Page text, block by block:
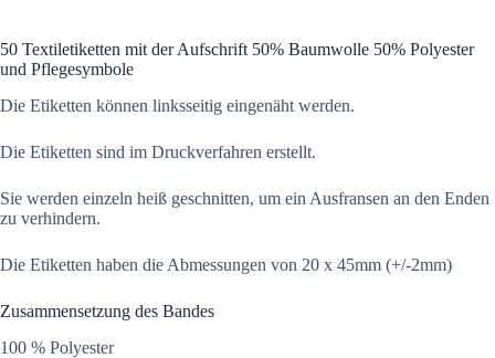
50 Textiletiketten mit der Aufschrift 50% Baumwolle 50% Polyester
und Pflegesymbole
Die Etiketten können linksseitig eingenäht werden.
Die Etiketten sind im Druckverfahren erstellt.
Sie werden einzeln heiß geschnitten, um ein Ausfransen an den Enden
zu verhindern.
Die Etiketten haben die Abmessungen von 20 x 45mm (+/-2mm)
Zusammensetzung des Bandes
100 % Polyester